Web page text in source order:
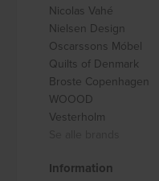
Nicolas Vahé
Nielsen Design
Oscarssons Móbel
Quilts of Denmark
Broste Copenhagen
WOOOD
Vesterholm
Information